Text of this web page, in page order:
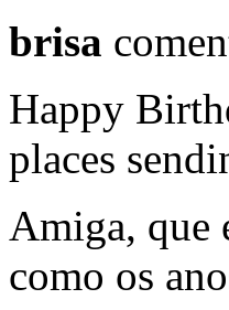
brisa
Happy
places
Amiga, que
como os